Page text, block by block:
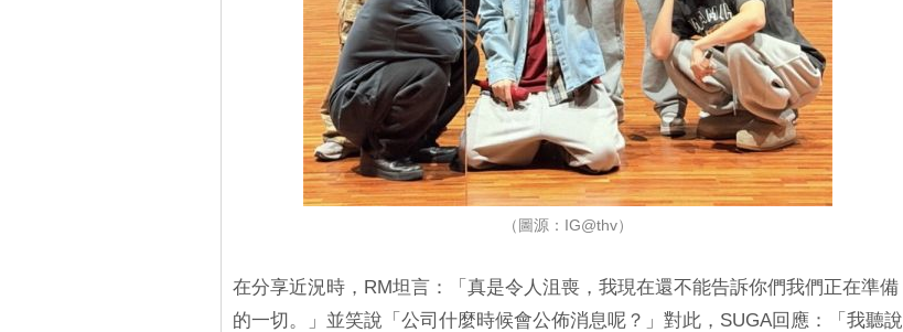
（圖源：IG@thv）
在分享近況時，RM坦言：「真是令人沮喪，我現在還不能告訴你們我們正在準備
的一切。」並笑說「公司什麼時候會公佈消息呢？」對此，SUGA回應：「我聽說